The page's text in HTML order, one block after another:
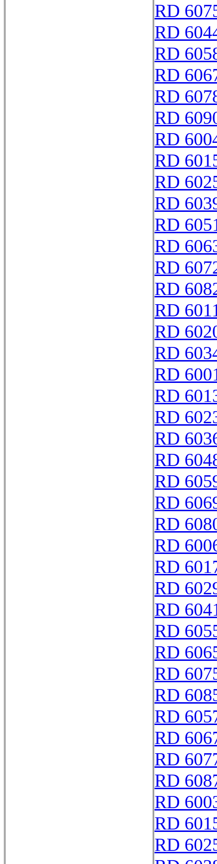
RD
RD
RD
RD
RD
RD
RD
RD
RD
RD
RD
RD
RD
RD
RD
RD
RD
RD
RD
RD
RD
RD
RD
RD
RD
RD
RD
RD
RD
RD
RD
RD
RD
RD
RD
RD
RD
RD
RD
RD